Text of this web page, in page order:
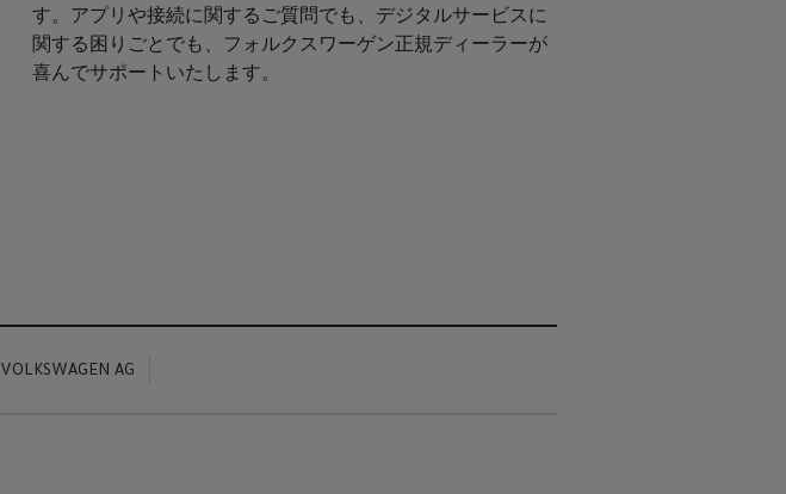
す。アプリや接続に関するご質問でも、デジタルサービスに
関する困りごとでも、フォルクスワーゲン正規ディーラーが
喜んでサポートいたします。
VOLKSWAGEN AG